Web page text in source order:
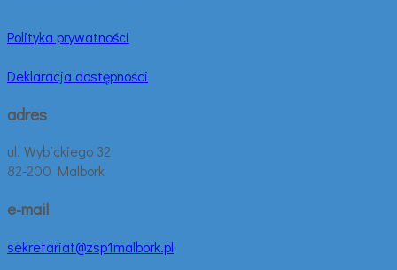
Polityka prywatności
Deklaracja dostępności
adres
ul. Wybickiego 32
82-200 Malbork
e-mail
sekretariat@zsp1malbork.pl